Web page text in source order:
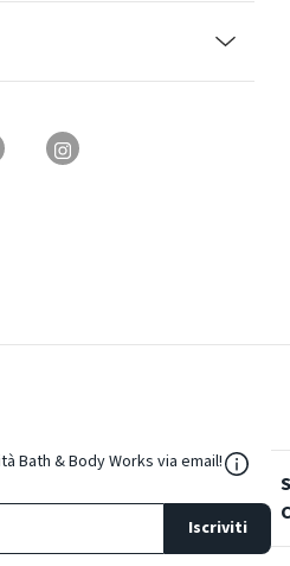
Bath & Body Works via email!
Iscriviti